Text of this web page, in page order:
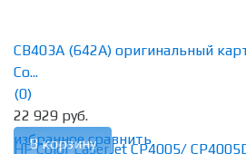
избранное сравнить
CB403A (642A) оригинальный
Co...
(0)
22 929 руб.
В корзину